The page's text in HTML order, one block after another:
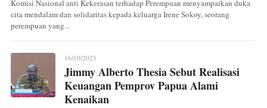
Komisi Nasional anti Kekerasan terhadap Perempuan menyampaikan duka
cita mendalam dan solidaritas kepada keluarga Irene Sokoy, seorang
perempuan yang...
16/10/2025
Jimmy Alberto Thesia Sebut Realisasi
Keuangan Pemprov Papua Alami
Kenaikan